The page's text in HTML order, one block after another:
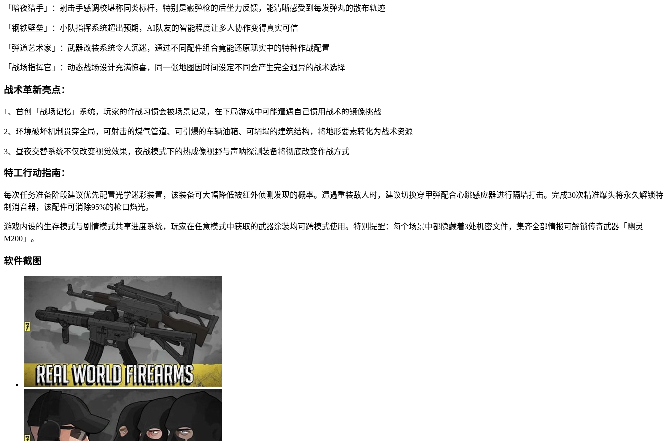
「暗夜猎手」：射击手感调校堪称同类标杆，特别是霰弹枪的后坐力反馈，能清晰感受到每发弹丸的散布轨迹
「钢铁壁垒」：小队指挥系统超出预期，AI队友的智能程度让多人协作变得真实可信
「弹道艺术家」：武器改装系统令人沉迷，通过不同配件组合竟能还原现实中的特种作战配置
「战场指挥官」：动态战场设计充满惊喜，同一张地图因时间设定不同会产生完全迥异的战术选择
战术革新亮点：
1、首创「战场记忆」系统，玩家的作战习惯会被场景记录，在下局游戏中可能遭遇自己惯用战术的镜像挑战
2、环境破坏机制贯穿全局，可射击的煤气管道、可引爆的车辆油箱、可坍塌的建筑结构，将地形要素转化为战术资源
3、昼夜交替系统不仅改变视觉效果，夜战模式下的热成像视野与声呐探测装备将彻底改变作战方式
特工行动指南：
每次任务准备阶段建议优先配置光学迷彩装置，该装备可大幅降低被红外侦测发现的概率。遭遇重装敌人时，建议切换穿甲弹配合心跳感应器进行隔墙打击。完成30次精准爆头将永久解锁特
制消音器，该配件可消除95%的枪口焰光。
游戏内设的生存模式与剧情模式共享进度系统，玩家在任意模式中获取的武器涂装均可跨模式使用。特别提醒：每个场景中都隐藏着3处机密文件，集齐全部情报可解锁传奇武器「幽灵
M200」。
软件截图